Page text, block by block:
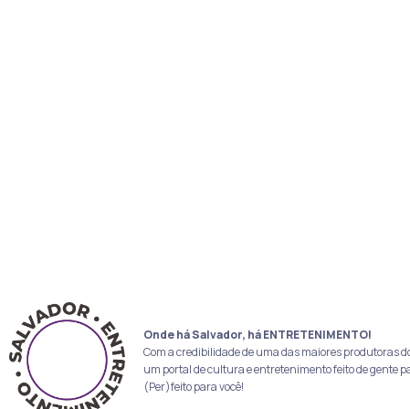
Onde há Salvador, há ENTRETENIMENTO!
Com a credibilidade de uma das maiores produtoras
um portal de cultura e entretenimento feito de gente
(Per)feito para você!